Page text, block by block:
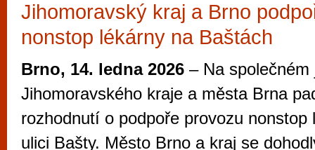
Jihomoravský kraj a Brno
nonstop lékárny na Baštách
Brno, 14. ledna 2026 – Na
Jihomoravského kraje a města Brna
rozhodnutí o podpoře provozu nonstop
ulici Bašty. Město Brno a kraj se
Průvodce
Brně: Od
Brno je
zajímavé
restaurace,
Mimo jiné je ale také místem, kde si